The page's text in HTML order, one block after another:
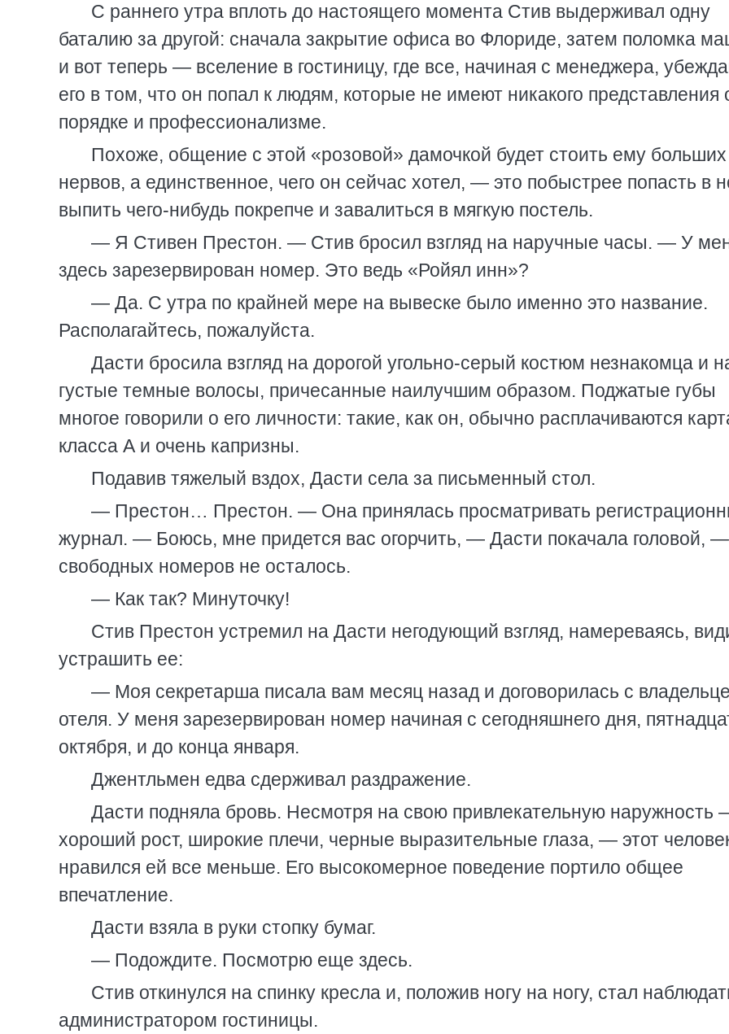
С раннего утра вплоть до настоящего момента Стив выдерживал одну
баталию за другой: сначала закрытие офиса во Флориде, затем поломка
и вот теперь — вселение в гостиницу, где все, начиная с менеджера,
его в том, что он попал к людям, которые не имеют никакого представления
порядке и профессионализме.
Похоже, общение с этой «розовой» дамочкой будет стоить ему больших
нервов, а единственное, чего он сейчас хотел, — это побыстрее попасть в
выпить чего-нибудь покрепче и завалиться в мягкую постель.
— Я Стивен Престон. — Стив бросил взгляд на наручные часы. — У
здесь зарезервирован номер. Это ведь «Ройял инн»?
— Да. С утра по крайней мере на вывеске было именно это название.
Располагайтесь, пожалуйста.
Дасти бросила взгляд на дорогой угольно-серый костюм незнакомца и
густые темные волосы, причесанные наилучшим образом. Поджатые губы
многое говорили о его личности: такие, как он, обычно расплачиваются
класса А и очень капризны.
Подавив тяжелый вздох, Дасти села за письменный стол.
— Престон… Престон. — Она принялась просматривать
журнал. — Боюсь, мне придется вас огорчить, — Дасти покачала головой, —
свободных номеров не осталось.
— Как так? Минуточку!
Стив Престон устремил на Дасти негодующий взгляд, намереваясь,
устрашить ее:
— Моя секретарша писала вам месяц назад и договорилась с
отеля. У меня зарезервирован номер начиная с сегодняшнего дня,
октября, и до конца января.
Джентльмен едва сдерживал раздражение.
Дасти подняла бровь. Несмотря на свою привлекательную наружность
хороший рост, широкие плечи, черные выразительные глаза, — этот
нравился ей все меньше. Его высокомерное поведение портило общее
впечатление.
Дасти взяла в руки стопку бумаг.
— Подождите. Посмотрю еще здесь.
Стив откинулся на спинку кресла и, положив ногу на ногу, стал
администратором гостиницы.